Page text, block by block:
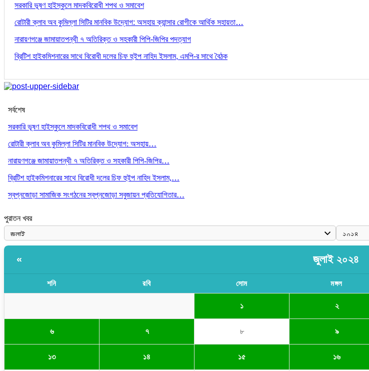
সরকারি ভূষণ হাইস্কুলে মাদকবিরোধী শপথ ও সমাবেশ
রোটারী ক্লাব অব কুমিল্লা সিটির মানবিক উদ্যোগ: অসহায় ক্যান্সার রোগীকে আর্থিক সহায়তা…
নারায়ণগঞ্জে জামায়াতপন্থী ৭ অতিরিক্ত ও সহকারী পিপি-জিপির পদত্যাগ
ব্রিটিশ হাইকমিশনারের সাথে বিরোধী দলের চিফ হুইপ নাহিদ ইসলাম, এমপি-র সাথে বৈঠক
সর্বশেষ
সরকারি ভূষণ হাইস্কুলে মাদকবিরোধী শপথ ও সমাবেশ
রোটারী ক্লাব অব কুমিল্লা সিটির মানবিক উদ্যোগ: অসহায়…
নারায়ণগঞ্জে জামায়াতপন্থী ৭ অতিরিক্ত ও সহকারী পিপি-জিপির…
ব্রিটিশ হাইকমিশনারের সাথে বিরোধী দলের চিফ হুইপ নাহিদ ইসলাম,…
স্বপ্নজোড়া সামাজিক সংগঠনের স্বপ্নজোড়া সবুজায়ন প্রতিযোগিতার…
পুরাতন খবর
« জুলাই ২০২৪
শনি রবি সোম মঙ্গল
১ ২
৬ ৭ ৮ ৯
১৩ ১৪ ১৫ ১৬